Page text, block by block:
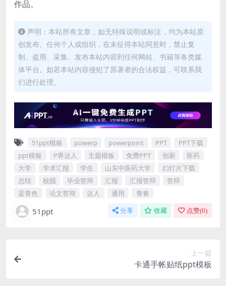
作品。
声明：本站所有文章，如无特殊说明或标注，均为本站原
创发布。任何个人或组织，在未征得本站同意时，禁止复
制、盗用、采集、发布本站内容到任何网站、书籍等各类媒
体平台。如若本站内容侵犯了原著者的合法权益，可联系我
们进行处理。
51ppt模板 powerp powerpoint PPT
PPT下载
ppt模板
P界达人 主题模板 免费PPT 创新
医药
大学
学术汇报 学生 山东中医药大学
幻灯片下载
总结
校园 毕业答辩 汇报 汇报答辩
答辩
蓝青色
论文答辩 达人 通用 青春
51ppt 分享 收藏 点赞(0)
上一篇
卡通手帐贴纸ppt模板